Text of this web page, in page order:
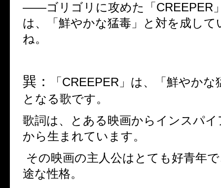
――ゴリゴリに攻めた「 CREEPER
は、「鮮やかな猛毒」と対を成し
ね。
巽： 「 CREEPER 」は、「鮮やかな
となる歌です。
歌詞は、とある映画からインスパ
から生まれています。
その映画の主人公はとても好青年
途な性格。